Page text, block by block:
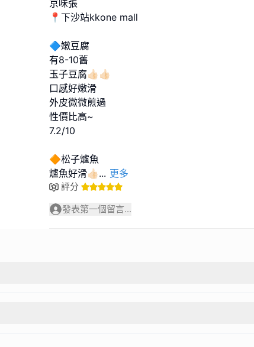
京味張
📍下沙站kkone mall
🔷嫩豆腐
有8-10舊
玉子豆腐👍🏻👍🏻
口感好嫩滑
外皮微微煎過
性價比高~
7.2/10
🔶松子爐魚
爐魚好滑👍🏻... 更多
評分
發表第一個留言...